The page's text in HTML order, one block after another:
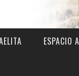
ESPACIO